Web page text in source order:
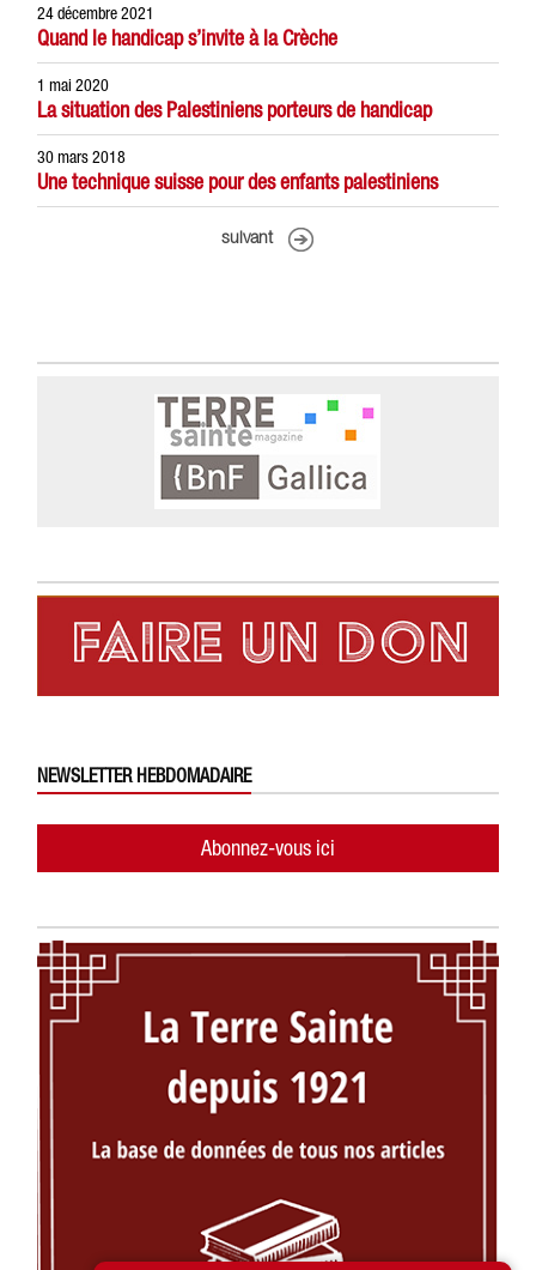
24 décembre 2021
Quand le handicap s’invite à la Crèche
1 mai 2020
La situation des Palestiniens porteurs de handicap
30 mars 2018
Une technique suisse pour des enfants palestiniens
suivant
NEWSLETTER HEBDOMADAIRE
Abonnez-vous ici